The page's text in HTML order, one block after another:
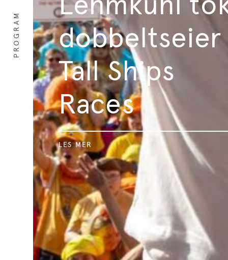
PROGRAM
Tall Ships
Races
LES MER